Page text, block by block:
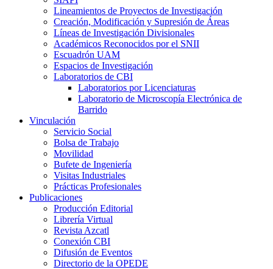
Lineamientos de Proyectos de Investigación
Creación, Modificación y Supresión de Áreas
Líneas de Investigación Divisionales
Académicos Reconocidos por el SNII
Escuadrón UAM
Espacios de Investigación
Laboratorios de CBI
Laboratorios por Licenciaturas
Laboratorio de Microscopía Electrónica de
Barrido
Vinculación
Servicio Social
Bolsa de Trabajo
Movilidad
Bufete de Ingeniería
Visitas Industriales
Prácticas Profesionales
Publicaciones
Producción Editorial
Librería Virtual
Revista Azcatl
Conexión CBI
Difusión de Eventos
Directorio de la OPEDE